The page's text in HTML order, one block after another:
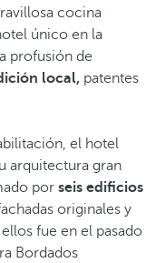
cocina
único en la
profusión de
local, patentes
el hotel
arquitectura gran
por seis edificios
originales y
fue en el pasado
Bordados